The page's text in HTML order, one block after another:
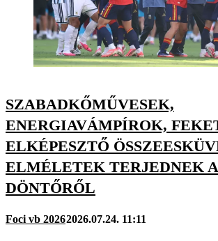
SZABADKŐMŰVESEK,
ENERGIAVÁMPÍROK,
ELKÉPESZTŐ
ELMÉLETEK TERJEDNEK
DÖNTŐRŐL
Foci vb 20262026.07.24. 11:11